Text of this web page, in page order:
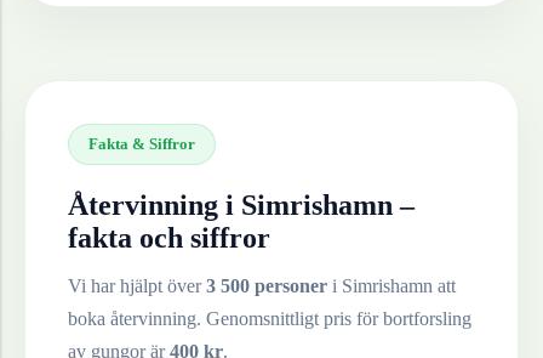
Fakta & Siffror
Återvinning i Simrishamn –
fakta och siffror
Vi har hjälpt över3 500 personer i Simrishamn att
boka återvinning. Genomsnittligt pris för bortforsling
av gungorär400 kr.